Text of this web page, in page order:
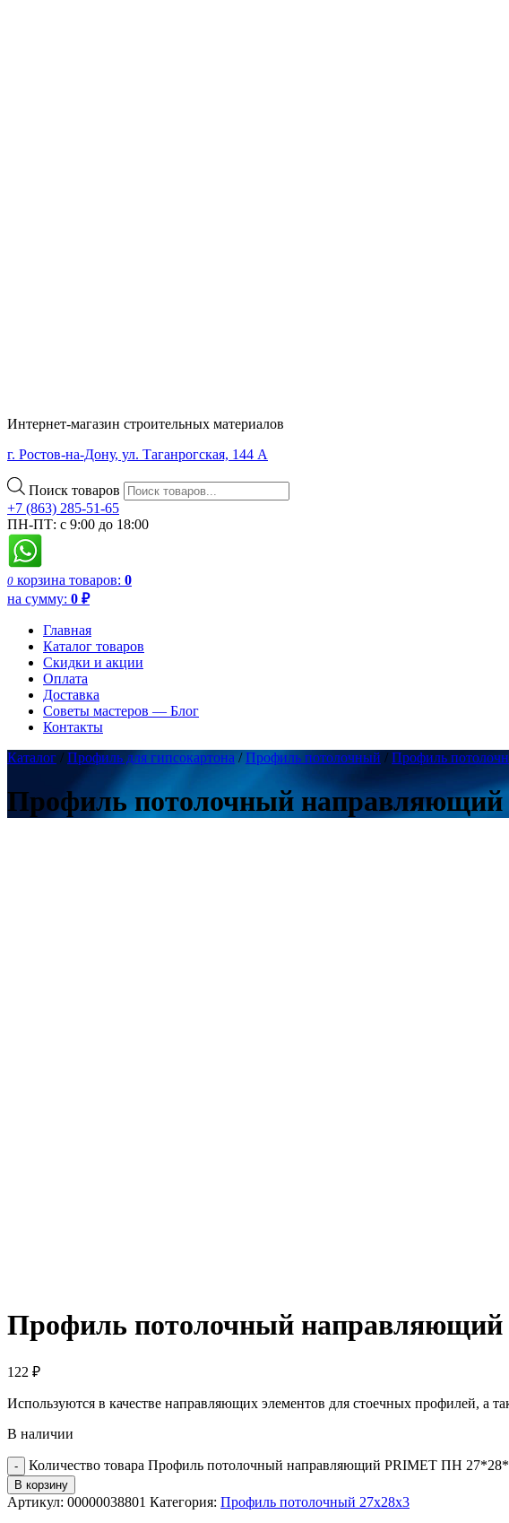
Интернет-магазин строительных материалов
г. Ростов-на-Дону, ул. Таганрогская, 144 А
Поиск товаров
+7 (863) 285-51-65
ПН-ПТ: с 9:00 до 18:00
0 корзина товаров: 0
на сумму: 0 ₽
Главная
Каталог товаров
Скидки и акции
Оплата
Доставка
Советы мастеров — Блог
Контакты
Каталог / Профиль для гипсокартона /Профиль потолочный / Профиль
Профиль потолочный
Профиль потолочный
122 ₽
Используются в качестве направляющих элементов для стоечных профилей, а
В наличии
Количество товара Профиль потолочный направляющий PRIMET ПН
В корзину
Артикул: 00000038801 Категория: Профиль потолочный 27х28х3